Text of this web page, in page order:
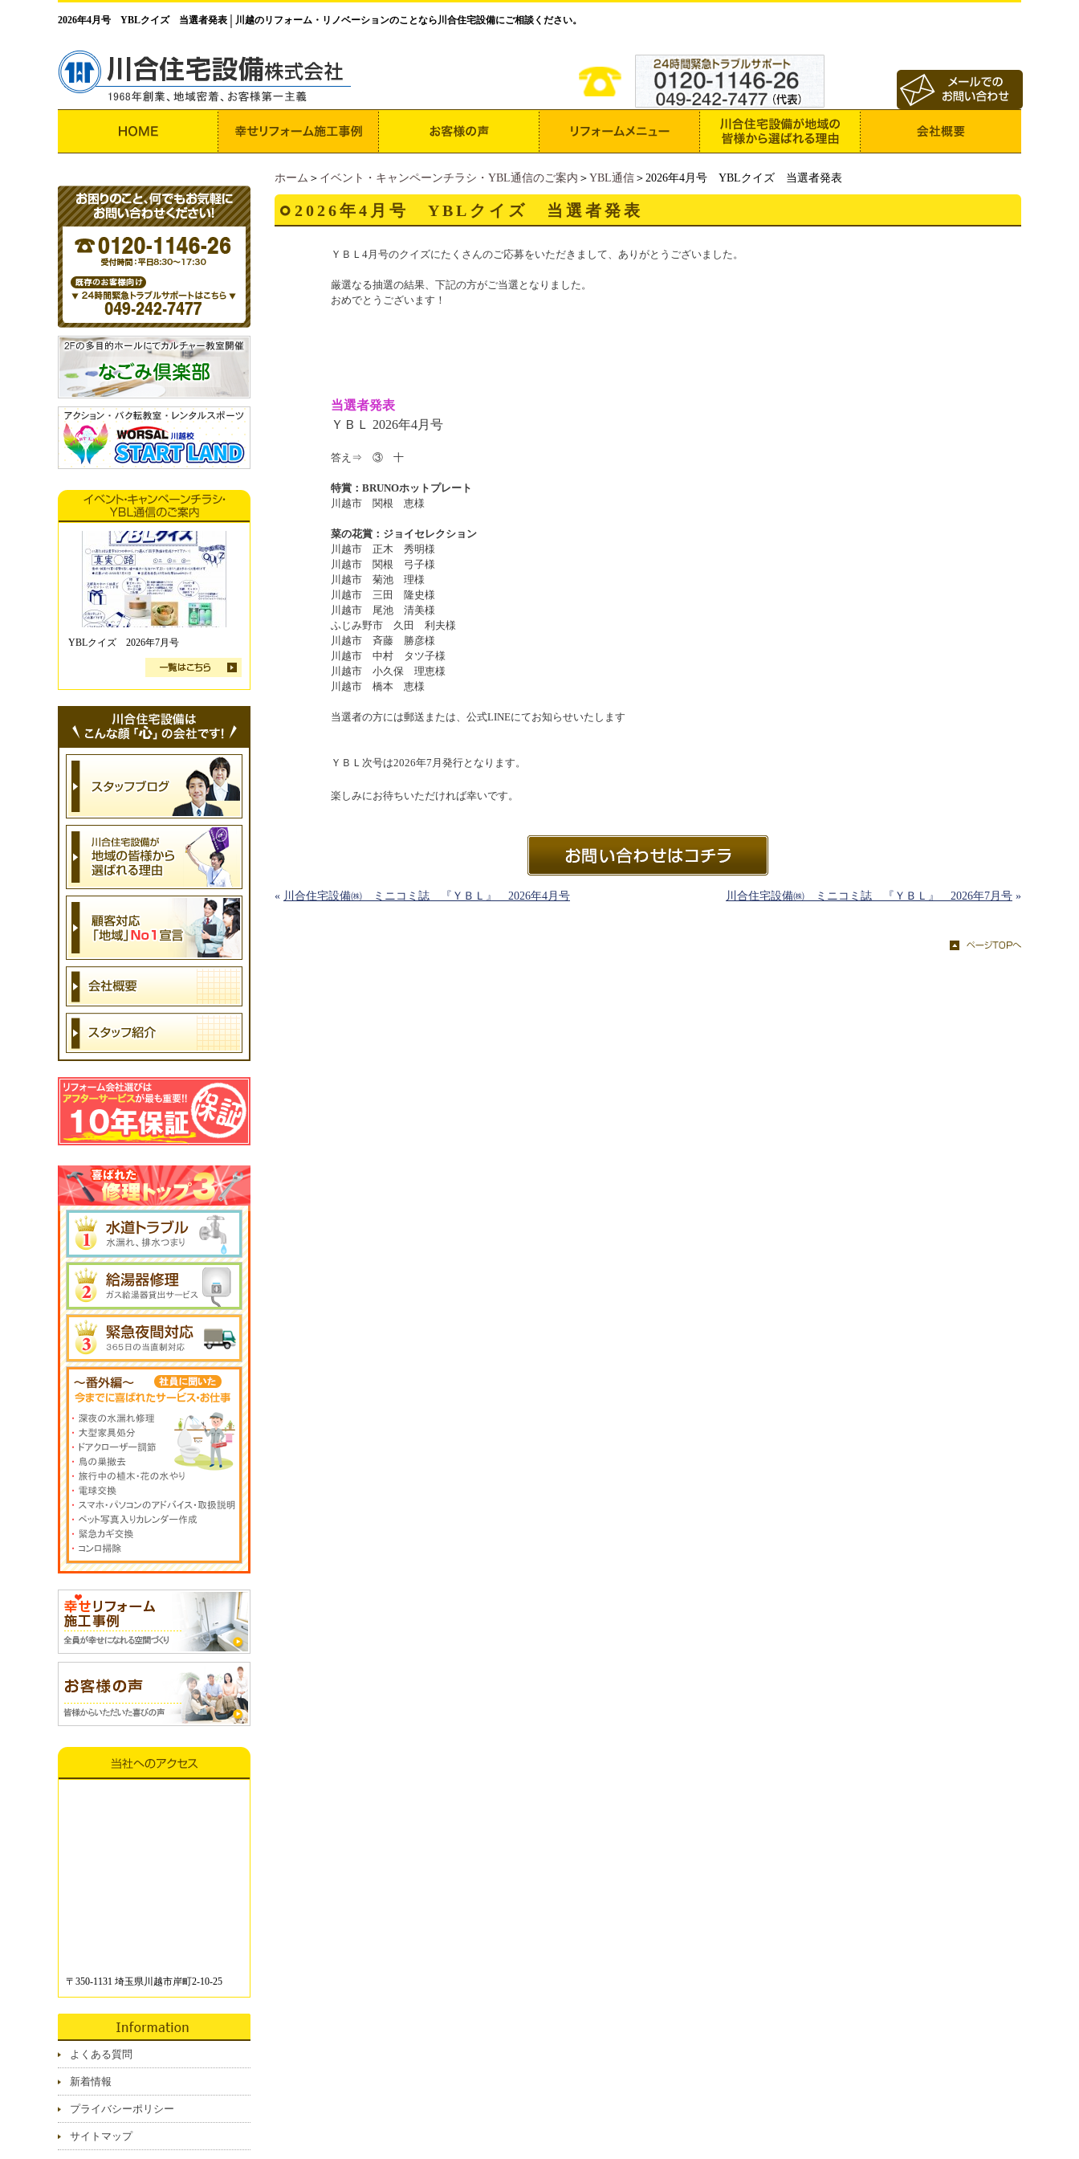
2026年4月号 YBLクイズ 当選者発表 川越のリフォーム・リノベーションのことなら川合住宅設備にご相談ください。
ホーム ＞ イベント・キャンペーンチラシ・YBL通信のご案内 ＞ YBL通信 ＞2026年4月号 YBLクイズ 当選者発表
2026年4月号 YBLクイズ 当選者発表
ＹＢＬ4月号のクイズにたくさんのご応募をいただきまして、ありがとうございました。
厳選なる抽選の結果、下記の方がご当選となりました。
おめでとうございます！
当選者発表
ＹＢＬ 2026年4月号
答え⇒ ③ 十
特賞：BRUNOホットプレート
川越市 関根 恵様
菜の花賞：ジョイセレクション
川越市 正木 秀明様
川越市 関根 弓子様
川越市 菊池 理様
川越市 三田 隆史様
川越市 尾池 清美様
ふじみ野市 久田 利夫様
川越市 斉藤 勝彦様
川越市 中村 タツ子様
川越市 小久保 理恵様
川越市 橋本 恵様
当選者の方には郵送または、公式LINEにてお知らせいたします
ＹＢＬ次号は2026年7月発行となります。
楽しみにお待ちいただければ幸いです。
« 川合住宅設備㈱ ミニコミ誌 『ＹＢＬ』 2026年4月号 川合住宅設備㈱ ミニコミ誌 『ＹＢＬ』 2026年7月号 »
YBLクイズ 2026年7月号
〒350-1131 埼玉県川越市岸町2-10-25
よくある質問
新着情報
プライバシーポリシー
サイトマップ